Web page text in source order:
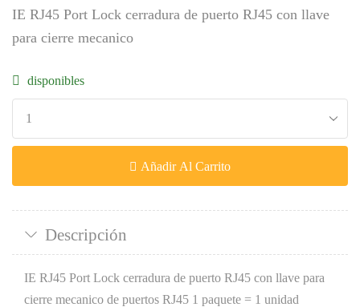
IE RJ45 Port Lock cerradura de puerto RJ45 con llave
para cierre mecanico
disponibles
Añadir Al Carrito
Descripción
IE RJ45 Port Lock cerradura de puerto RJ45 con llave para
cierre mecanico de puertos RJ45 1 paquete = 1 unidad